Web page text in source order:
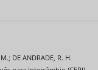
DE ANDRADE, R. H.